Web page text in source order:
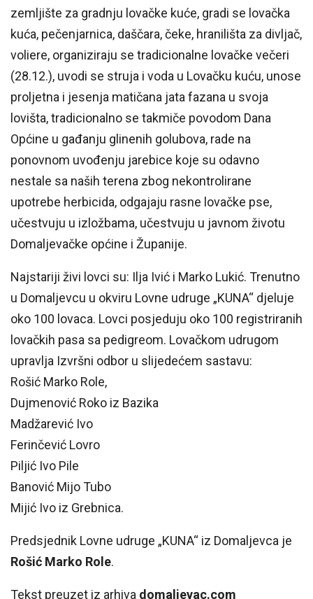
zemljište za gradnju lovačke kuće, gradi se lovačka
kuća, pečenjarnica, daščara, čeke, hranilišta za divljač,
voliere, organiziraju se tradicionalne lovačke večeri
(28.12.), uvodi se struja i voda u Lovačku kuću, unose
proljetna i jesenja matičana jata fazana u svoja
lovišta, tradicionalno se takmiče povodom Dana
Općine u gađanju glinenih golubova, rade na
ponovnom uvođenju jarebice koje su odavno
nestale sa naših terena zbog nekontrolirane
upotrebe herbicida, odgajaju rasne lovačke pse,
učestvuju u izložbama, učestvuju u javnom životu
Domaljevačke općine i Županije.
Najstariji živi lovci su: Ilja Ivić i Marko Lukić. Trenutno
u Domaljevcu u okviru Lovne udruge „KUNA“ djeluje
oko 100 lovaca. Lovci posjeduju oko 100 registriranih
lovačkih pasa sa pedigreom. Lovačkom udrugom
upravlja Izvršni odbor u slijedećem sastavu:
Rošić Marko Role,
Dujmenović Roko iz Bazika
Madžarević Ivo
Ferinčević Lovro
Piljić Ivo Pile
Banović Mijo Tubo
Mijić Ivo iz Grebnica.
Predsjednik Lovne udruge „KUNA“ iz Domaljevca je
Rošić Marko Role.
Tekst preuzet iz arhiva domaljevac.com